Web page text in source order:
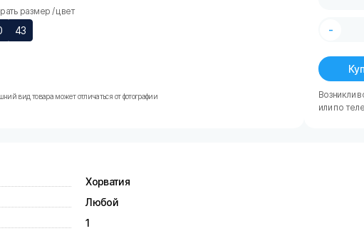
размер / цвет
43
вид товара может отличаться от фотографии
-
Возникли
или по
Хорватия
Любой
1